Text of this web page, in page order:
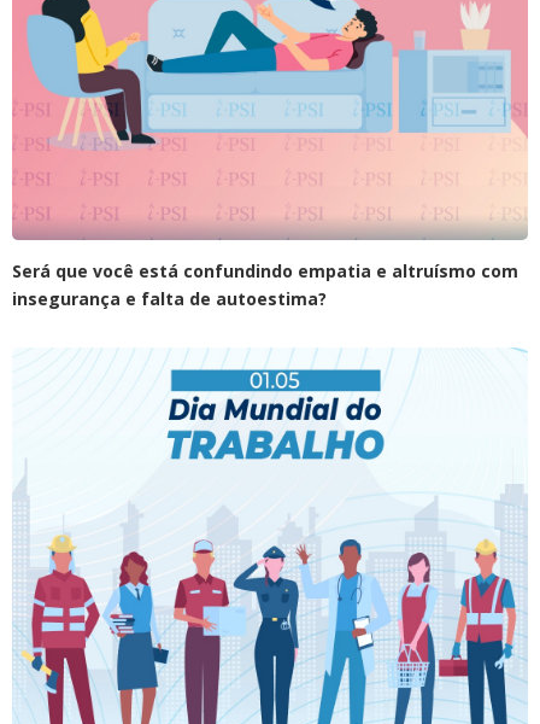
Será que você está confundindo empatia e altruísmo com
insegurança e falta de autoestima?